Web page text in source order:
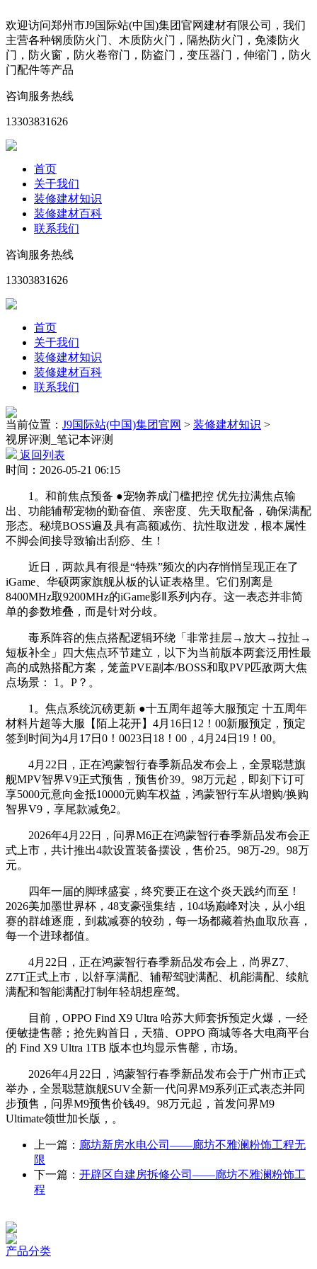
欢迎访问郑州市J9国际站(中国)集团官网建材有限公司，我们
主营各种钢质防火门、木质防火门，隔热防火门，免漆防火
门，防火窗，防火卷帘门，防盗门，变压器门，伸缩门，防火
门配件等产品
咨询服务热线
13303831626
首页
关于我们
装修建材知识
装修建材百科
联系我们
咨询服务热线
13303831626
首页
关于我们
装修建材知识
装修建材百科
联系我们
当前位置： J9国际站(中国)集团官网 > 装修建材知识 >
视屏评测_笔记本评测
返回列表
时间：2026-05-21 06:15
1。和前焦点预备 ●宠物养成门槛把控 优先拉满焦点输
出、功能辅帮宠物的勤奋值、亲密度、先天取配备，确保满配
形态。秘境BOSS遍及具有高额减伤、抗性取迸发，根本属性
不脚会间接导致输出刮痧、生！
近日，两款具有很是“特殊”频次的内存悄悄呈现正在了
iGame、华硕两家旗舰从板的认证表格里。它们别离是
8400MHz取9200MHz的iGame影Ⅱ系列内存。这一表态并非简
单的参数堆叠，而是针对分歧。
毒系阵容的焦点搭配逻辑环绕「非常挂层→放大→拉扯→
短板补全」四大焦点环节建立，以下为当前版本两套泛用性最
高的成熟搭配方案，笼盖PVE副本/BOSS和取PVP匹敌两大焦
点场景： 1。P？。
1。焦点系统沉磅更新 ●十五周年超等大服预定 十五周年
材料片超等大服【陌上花开】4月16日12！00新服预定，预定
签到时间为4月17日0！0023日18！00，4月24日19！00。
4月22日，正在鸿蒙智行春季新品发布会上，全景聪慧旗
舰MPV智界V9正式预售，预售价39。98万元起，即刻下订可
享5000元意向金抵10000元购车权益，鸿蒙智行车从增购/换购
智界V9，享尾款减免2。
2026年4月22日，问界M6正在鸿蒙智行春季新品发布会正
式上市，共计推出4款设置装备摆设，售价25。98万-29。98万
元。
四年一届的脚球盛宴，终究要正在这个炎天践约而至！
2026美加墨世界杯，48支豪强集结，104场巅峰对决，从小组
赛的群雄逐鹿，到裁减赛的较劲，每一场都藏着热血取欣喜，
每一个进球都值。
4月22日，正在鸿蒙智行春季新品发布会上，尚界Z7、
Z7T正式上市，以舒享满配、辅帮驾驶满配、机能满配、续航
满配和智能满配打制年轻胡想座驾。
目前，OPPO Find X9 Ultra 哈苏大师套拆预定火爆，一经
便敏捷售罄；抢先购首日，天猫、OPPO 商城等各大电商平台
的 Find X9 Ultra 1TB 版本也均显示售罄，市场。
2026年4月22日，鸿蒙智行春季新品发布会于广州市正式
举办，全景聪慧旗舰SUV全新一代问界M9系列正式表态并同
步预售，问界M9预售价钱49。98万元起，首发问界M9
Ultimate领世加长版，。
上一篇： 廊坊新房水电公司——廊坊不雅澜粉饰工程无
限
下一篇： 开辟区自建房拆修公司——廊坊不雅澜粉饰工
程
产品分类